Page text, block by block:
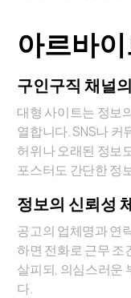
아르바
구인구직 채널
대형 사이트는 정보
열합니다. SNS나
허위나 오래된 정보
포스터도 간단한 정
정보의 신뢰성
공고의 업체명과 연
하면 전화로 근무 조
살피되, 의심스러운
다.